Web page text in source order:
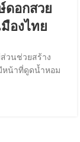
ดอกสวย
องไทย
วนช่วยสร้าง
หน้าที่ดูดน้ำหอม